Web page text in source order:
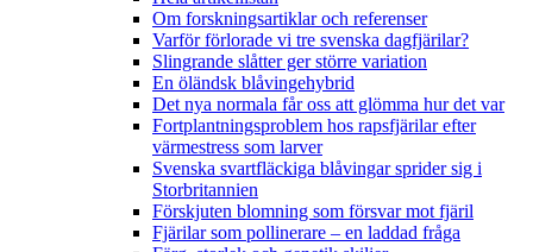
Om forskningsartiklar och referenser
Varför förlorade vi tre svenska dagfjärilar?
Slingrande slåtter ger större variation
En öländsk blåvingehybrid
Det nya normala får oss att glömma hur det var
Fortplantningsproblem hos rapsfjärilar efter
värmestress som larver
Svenska svartfläckiga blåvingar sprider sig i
Storbritannien
Förskjuten blomning som försvar mot fjäril
Fjärilar som pollinerare – en laddad fråga